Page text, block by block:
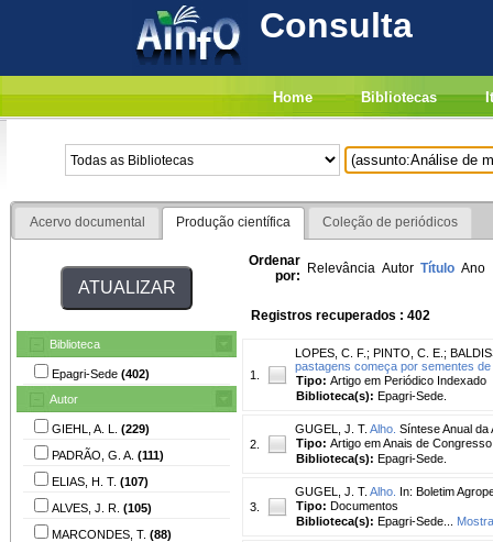
Consulta
Home Bibliotecas
Acervo documental Produção científica Coleção de periódicos
Biblioteca
Epagri-Sede (402)
Autor
GIEHL, A. L. (229)
PADRÃO, G. A. (111)
ELIAS, H. T. (107)
ALVES, J. R. (105)
MARCONDES, T. (88)
Ordenar
por: Relevância Autor Título Ano
Registros recuperados : 402
1.
LOPES, C. F. ; PINTO, C. E. ;
pastagens começa por sementes de
Tipo: Artigo em Periódico Indexado
Biblioteca(s): Epagri-Sede.
2.
GUGEL, J. T. Alho. Síntese Anual
Tipo: Artigo em Anais de
Biblioteca(s): Epagri-Sede.
3.
GUGEL, J. T. Alho. In: Boletim
Tipo: Documentos
Biblioteca(s): Epagri-Sede...